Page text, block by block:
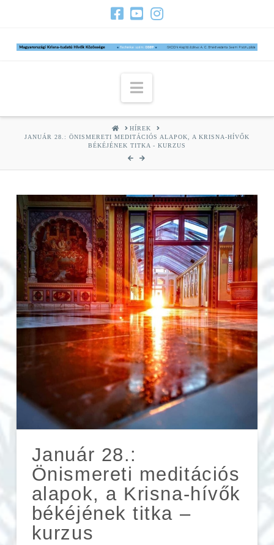
Navigation
HOMEHÍREK
JANUÁR 28.: ÖNISMERETI MEDITÁCIÓS ALAPOK, A KRISNA-HÍVŐK
BÉKÉJÉNEK TITKA - KURZUS
Január 28.:
Önismereti meditációs
alapok, a Krisna-hívők
békéjének titka –
kurzus